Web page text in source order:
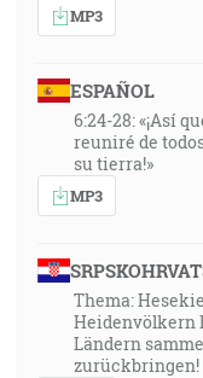
1:10:41
A skrze ruky
zázrakov medzi
dvorane
1:11:01
… ktorým treba
1:11:37
… a práve preto
vás dobré dielo,
MP3
ESPAÑOL
6:24-28: «¡Así
reuniré de
su tierra!»
MP3
Thema:
Heidenvölkern
Ländern
zurückbringen!